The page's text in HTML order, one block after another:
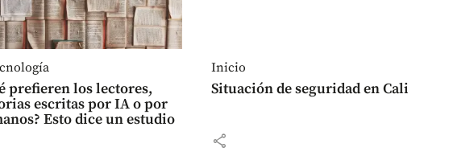
prefieren los lectores,
escritas por IA o por
Esto dice un estudio
Inicio
Situación de seguridad en Cali
share